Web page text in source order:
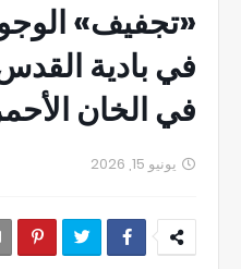
«تجفيف»
في بادية
في الخان
يونيو 15, 2026